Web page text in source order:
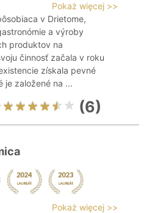
Pokaż więcej >>
v Drietome,
a výroby
produktov na
činnosť začala v roku
získala pevné
je založené na ...
(6)
Pokaż więcej >>